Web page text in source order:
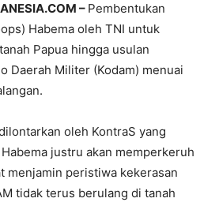
– Pembentukan
Habema oleh TNI untuk
Papua hingga usulan
Daerah Militer (Kodam) menuai
oleh KontraS yang
justru akan memperkeruh
menjamin peristiwa kekerasan
tidak terus berulang di tanah